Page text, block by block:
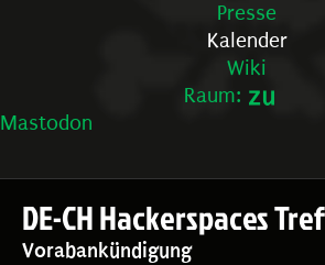
Presse
Kalender
Wiki
Raum:
Mastodon
DE-CH Hackerspaces
Vorabankündigung